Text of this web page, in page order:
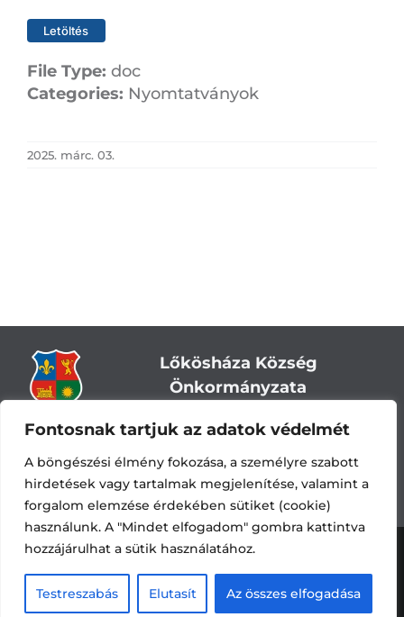
Fontosnak tartjuk az adatok védelmét
A böngészési élmény fokozása, a személyre szabott
hirdetések vagy tartalmak megjelenítése, valamint a
forgalom elemzése érdekében sütiket (cookie)
használunk. A "Mindet elfogadom" gombra kattintva
hozzájárulhat a sütik használatához.
Testreszabás Elutasít Az összes elfogadása
Letöltés
File Type: doc
Categories: Nyomtatványok
2025. márc. 03.
Lőkösháza Község
Önkormányzata
Cím:5743 Lőkösháza, Eleki út 28.
Központi telefonszám: +36 66 244-244
E-mail: titkarsag@lokoshaza.hu
Hivatali Kapu: JZO28
Adatvédelemi nyilatkozat•Adatkezelési
Készítette és üzemelteti a CsabaInformatika.NET